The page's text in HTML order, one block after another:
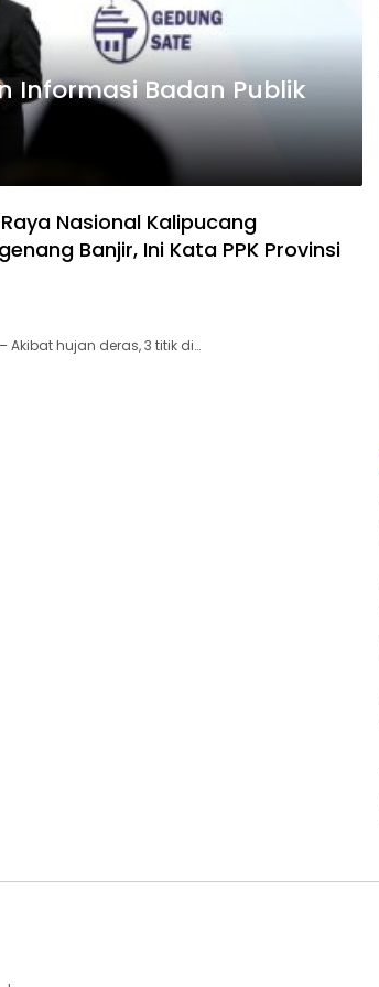
Informasi Badan Publik
Nasional Kalipucang
Banjir, Ini Kata PPK Provinsi
– Akibat hujan deras, 3 titik di…